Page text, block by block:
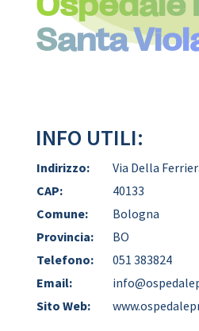
Santa
INFO UTILI:
Indirizzo:
Via Della
CAP:
40133
Comune:
Bologna
Provincia:
BO
Telefono:
051 383824
Email:
Sito Web: